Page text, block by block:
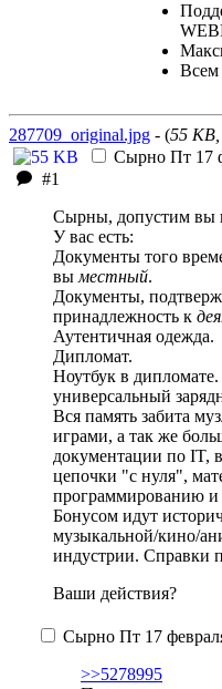
Всем
287709_original.jpg - (55
Сырно Пт 17
#1
Сырны, допустим вы
У вас есть:
Документы того
вы местный.
Документы,
принадлежность к
Аутентичная одежда.
Дипломат.
Ноутбук в
универсальный
Вся память забита
играми, а так же
документации по IT,
цепочки "с нуля",
программированию и
Бонусом идут
музыкальной/кино/
индустрии. Справки
Ваши действия?
Сырно Пт 17
>>5278995